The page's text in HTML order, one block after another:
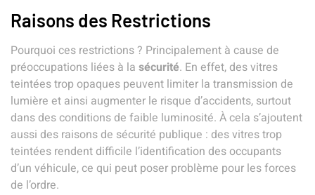
Raisons des Restrictions
Pourquoi ces restrictions ? Principalement à cause de
préoccupations liées à la sécurité. En effet, desvitres
teintéestrop opaques peuvent limiter la transmission de
lumière et ainsi augmenter le risque d’accidents, surtout
dans des conditions de faible luminosité. À cela s’ajoutent
aussi des raisons de sécurité publique : des vitres trop
teintées rendent difficile l’identification des occupants
d’un véhicule, ce qui peut poser problème pour les forces
de l’ordre.